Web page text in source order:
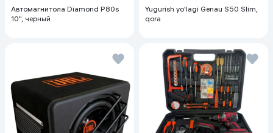
Автомагнитола Diamond P80s
10", черный
Yugurish yo'lagi Genau S50 Slim,
qora